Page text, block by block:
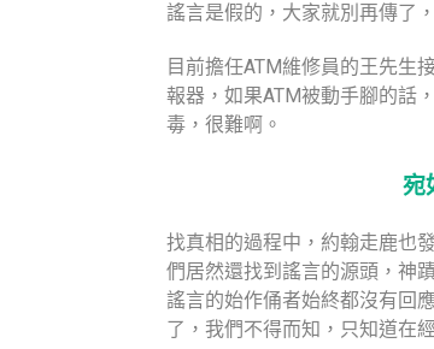
謠言是假的，大家就別再傳了
目前擔任ATM維修員的王先生
報器，如果ATM被動手腳的話
毒，很難啊。
宛
找真相的過程中，約翰走鹿也
們居然還找到謠言的源頭，神
謠言的始作俑者始終都沒有回
了，我們不得而知，只知道在